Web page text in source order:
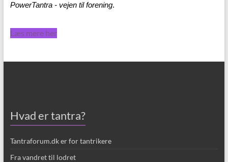
PowerTantra - vejen til forening.
Læs mere her
Hvad er tantra?
Tantraforum.dk er for tantrikere
Fra vandret til lodret